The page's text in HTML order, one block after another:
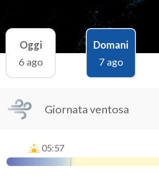
Oggi
6 ago
Domani
7 ago
Giornata ventosa
05:57